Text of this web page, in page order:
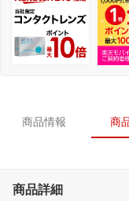
商品情報 商
商品詳細